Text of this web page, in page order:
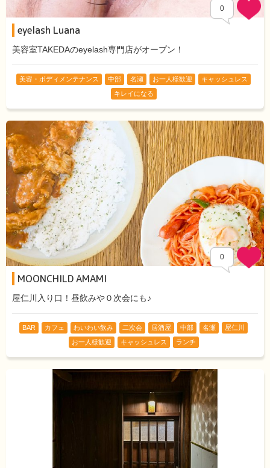
0
eyelash Luana
美容室TAKEDAのeyelash専門店がオープン！
美容・ボディメンテナンス 中部 名瀬 お一人様歓迎
キャッシュレス
キレイになる
0
MOONCHILD AMAMI
屋仁川入り口！昼飲みや０次会にも♪
BAR カフェ わいわい飲み 二次会 居酒屋 中部 名瀬
屋仁川
お一人様歓迎
キャッシュレス ランチ